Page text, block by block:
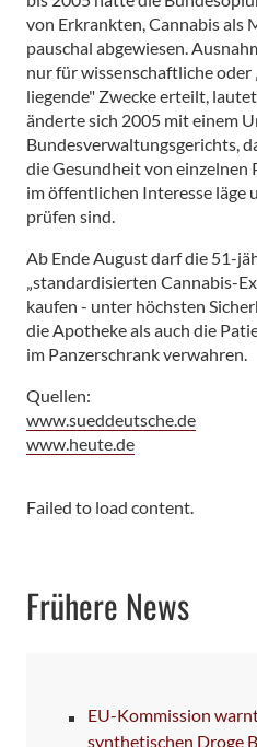
von Erkrankten, Cannabis als
pauschal abgewiesen.
nur für wissenschaftliche
liegende" Zwecke erteilt,
änderte sich 2005 mit einem
Bundesverwaltungsgerichts,
die Gesundheit von
im öffentlichen Interesse läge
prüfen sind.
Ab Ende August darf die 51-
„standardisierten Cannabis-
kaufen - unter höchsten
die Apotheke als auch die
im Panzerschrank verwahren.
Quellen:
www.sueddeutsche.de
www.heute.de
Failed to load content.
Frühere News
EU-Kommission
synthetischen Droge